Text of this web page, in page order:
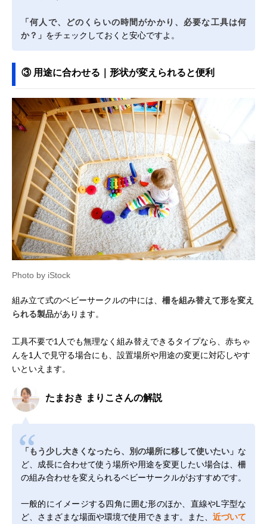
「何人で、どのくらいの時間がかかり、必要な工具は何
か？」 をチェックしておくと安心ですよ。
③ 用途に合わせる｜形状が変えられると便利
Photo by iStock
組み立て式のベビーサークルの中には、 柵を組み替えて形を変え
られる製品があります。
工具不要で1人でも無理なく組み替えできるタイプなら、赤ちゃ
んを1人で見守る場合にも、設置場所や用途の変更に対応しやす
いといえます。
たまおき まりこさんの解説
「もう少し大きくなったら、別の場所に移して使いたい」 な
ど、成長に合わせて使う場所や用途を変更したい場合は、柵
の組み合わせを変えられるベビーサークルがおすすめです。
一般的にイメージする四角に囲む形のほか、直線やL字型な
ど、さまざまな場面や環境で使用できます。また、 近づいて